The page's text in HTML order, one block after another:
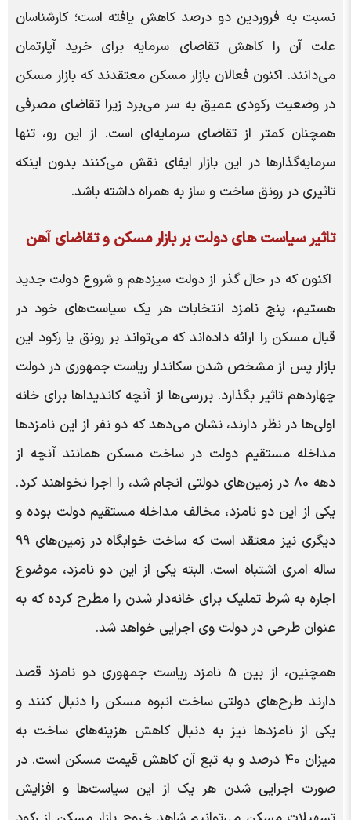
نسبت به فروردین دو درصد کاهش یافته است؛ کارشناسان
علت آن را کاهش تقاضای سرمایه برای خرید آپارتمان
می‌دانند. اکنون فعالان بازار مسکن معتقدند که بازار مسکن
در وضعیت رکودی عمیق به سر می‌برد زیرا تقاضای مصرفی
همچنان کمتر از تقاضای سرمایه‌ای است. از این رو، تنها
سرمایه‌گذارها در این بازار ایفای نقش می‌کنند بدون اینکه
تاثیری در رونق ساخت و ساز به همراه داشته باشد.
تاثیر سیاست های دولت بر بازار مسکن و تقاضای آهن
اکنون که در حال گذر از دولت سیزدهم و شروع دولت جدید
هستیم، پنج نامزد انتخابات هر یک سیاست‌های خود در
قبال مسکن را ارائه داده‌اند که می‌تواند بر رونق یا رکود این
بازار پس از مشخص شدن سکاندار ریاست جمهوری در دولت
چهاردهم تاثیر بگذارد. بررسی‌ها از آنچه کاندیداها برای خانه
اولی‌ها در نظر دارند، نشان می‌دهد که دو نفر از این نامزدها
مداخله مستقیم دولت در ساخت مسکن همانند آنچه از
دهه 80 در زمین‌های دولتی انجام شد، را اجرا نخواهند کرد.
یکی از این دو نامزد، مخالف مداخله مستقیم دولت بوده و
دیگری نیز معتقد است که ساخت خوابگاه در زمین‌های 99
ساله امری اشتباه است. البته یکی از این دو نامزد، موضوع
اجاره به شرط تملیک برای خانه‌دار شدن را مطرح کرده که به
عنوان طرحی در دولت وی اجرایی خواهد شد.
همچنین، از بین 5 نامزد ریاست جمهوری دو نامزد قصد
دارند طرح‌های دولتی ساخت انبوه مسکن را دنبال کنند و
یکی از نامزدها نیز به دنبال کاهش هزینه‌های ساخت به
میزان 40 درصد و به تبع آن کاهش قیمت مسکن است. در
صورت اجرایی شدن هر یک از این سیاست‌ها و افزایش